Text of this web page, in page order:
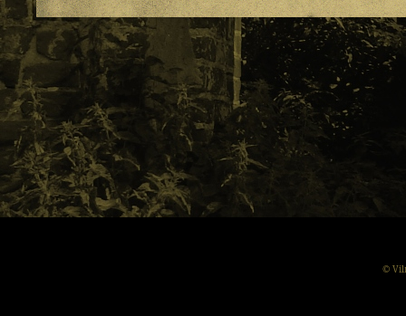
©